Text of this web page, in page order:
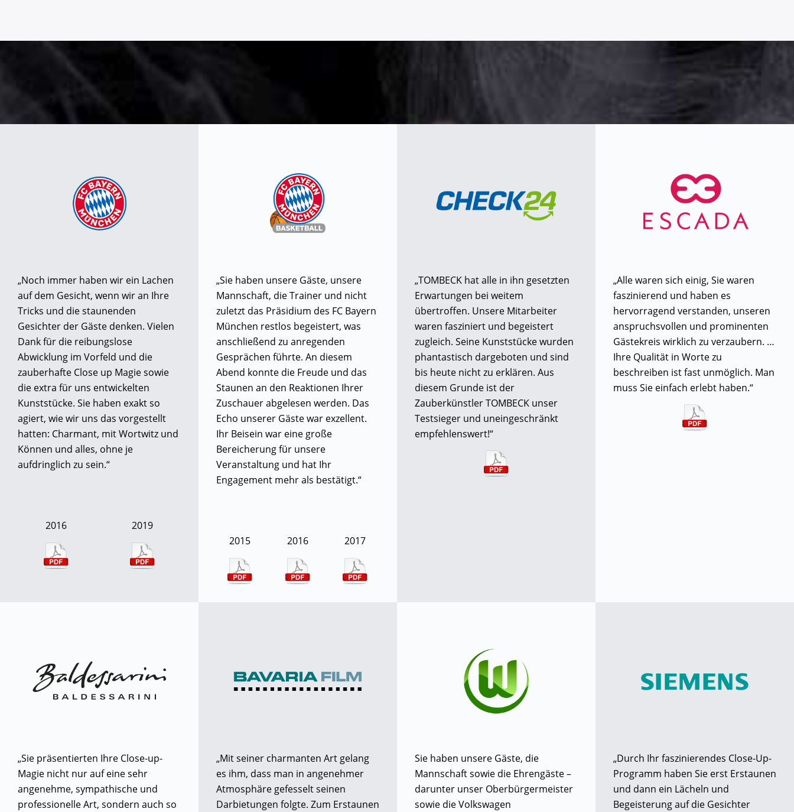
„Noch immer haben wir ein Lachen
auf dem Gesicht, wenn wir an Ihre
Tricks und die staunenden
Gesichter der Gäste denken. Vielen
Dank für die reibungslose
Abwicklung im Vorfeld und die
zauberhafte Close up Magie sowie
die extra für uns entwickelten
Kunststücke. Sie haben exakt so
agiert, wie wir uns das vorgestellt
hatten: Charmant, mit Wortwitz und
Können und alles, ohne je
aufdringlich zu sein.“
2016 2019
„Sie haben unsere Gäste, unsere
Mannschaft, die Trainer und nicht
zuletzt das Präsidium des FC Bayern
München restlos begeistert, was
anschließend zu anregenden
Gesprächen führte. An diesem
Abend konnte die Freude und das
Staunen an den Reaktionen Ihrer
Zuschauer abgelesen werden. Das
Echo unserer Gäste war exzellent.
Ihr Beisein war eine große
Bereicherung für unsere
Veranstaltung und hat Ihr
Engagement mehr als bestätigt.“
2015 2016 2017
„TOMBECK hat alle in ihn gesetzten
Erwartungen bei weitem
übertroffen. Unsere Mitarbeiter
waren fasziniert und begeistert
zugleich. Seine Kunststücke wurden
phantastisch dargeboten und sind
bis heute nicht zu erklären. Aus
diesem Grunde ist der
Zauberkünstler TOMBECK unser
Testsieger und uneingeschränkt
empfehlenswert!“
„Alle waren sich einig, Sie waren
faszinierend und haben es
hervorragend verstanden, unseren
anspruchsvollen und prominenten
Gästekreis wirklich zu verzaubern. …
Ihre Qualität in Worte zu
beschreiben ist fast unmöglich. Man
muss Sie einfach erlebt haben.“
„Sie präsentierten Ihre Close-up-
Magie nicht nur auf eine sehr
angenehme, sympathische und
professionelle Art, sondern auch so
„Mit seiner charmanten Art gelang
es ihm, dass man in angenehmer
Atmosphäre gefesselt seinen
Darbietungen folgte. Zum Erstaunen
Sie haben unsere Gäste, die
Mannschaft sowie die Ehrengäste –
darunter unser Oberbürgermeister
sowie die Volkswagen
„Durch Ihr faszinierendes Close-Up-
Programm haben Sie erst Erstaunen
und dann ein Lächeln und
Begeisterung auf die Gesichter